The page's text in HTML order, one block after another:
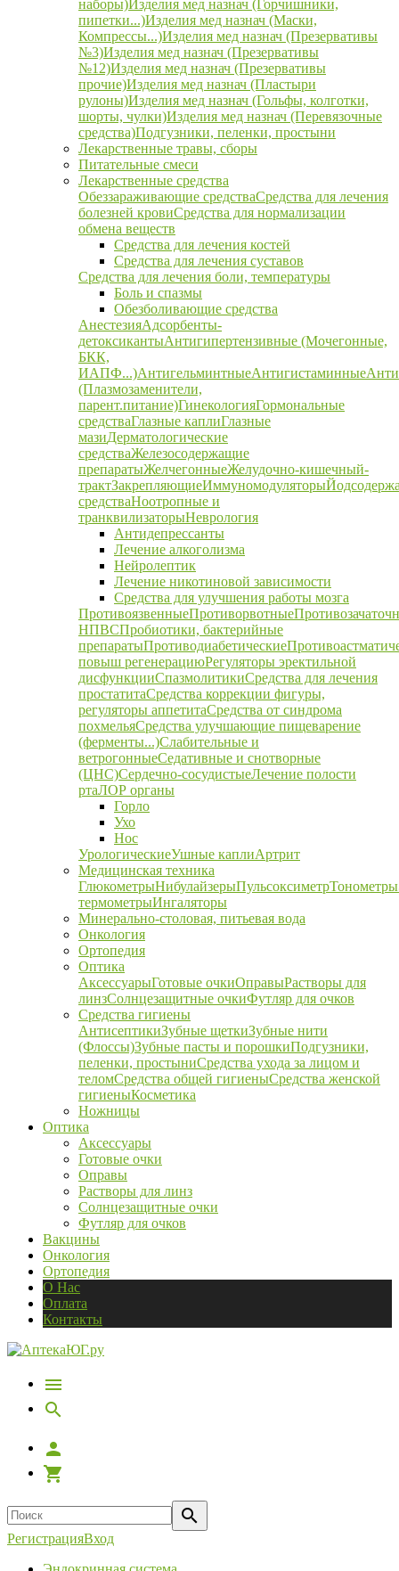
наборы)Изделия мед назнач (Горчишники,
пипетки...)Изделия мед назнач (Маски,
Компрессы...)Изделия мед назнач (Презервативы
№3)Изделия мед назнач (Презервативы
№12)Изделия мед назнач (Презервативы
прочие)Изделия мед назнач (Пластыри
рулоны)Изделия мед назнач (Гольфы, колготки,
шорты, чулки)Изделия мед назнач (Перевязочные
средства)Подгузники, пеленки, простыни
Лекарственные травы, сборы
Питательные смеси
Лекарственные средства
Обеззараживающие средстваСредства для лечения
болезней кровиСредства для нормализации
обмена веществ
Средства для лечения костей
Средства для лечения суставов
Средства для лечения боли, температуры
Боль и спазмы
Обезболивающие средства
АнестезияАдсорбенты-
детоксикантыАнтигипертензивные (Мочегонные,
БКК,
ИАПФ...)АнтигельминтныеАнтигистаминные
(Плазмозаменители,
парент.питание)ГинекологияГормональные
средстваГлазные каплиГлазные
мазиДерматологические
средстваЖелезосодержащие
препаратыЖелчегонныеЖелудочно-кишечный-
трактЗакрепляющиеИммуномодуляторы
средстваНоотропные и
транквилизаторыНеврология
Антидепрессанты
Лечение алкоголизма
Нейролептик
Лечение никотиновой зависимости
Средства для улучшения работы мозга
ПротивоязвенныеПротиворвотные
НПВСПробиотики, бактерийные
препаратыПротиводиабетические
повыш регенерациюРегуляторы эректильной
дисфункцииСпазмолитикиСредства для лечения
простатитаСредства коррекции фигуры,
регуляторы аппетитаСредства от синдрома
похмельяСредства улучшающие пищеварение
(ферменты...)Слабительные и
ветрогонныеСедативные и снотворные
(ЦНС)Сердечно-сосудистыеЛечение полости
ртаЛОР органы
Горло
Ухо
Нос
УрологическиеУшные каплиАртрит
Медицинская техника
ГлюкометрыНибулайзерыПульсоксиметрТонометры
термометрыИнгаляторы
Минерально-столовая, питьевая вода
Онкология
Ортопедия
Оптика
АксессуарыГотовые очкиОправыРастворы для
линзСолнцезащитные очкиФутляр для очков
Средства гигиены
АнтисептикиЗубные щеткиЗубные нити
(Флоссы)Зубные пасты и порошкиПодгузники,
пеленки, простыниСредства ухода за лицом и
теломСредства общей гигиеныСредства женской
гигиеныКосметика
Ножницы
Оптика
Аксессуары
Готовые очки
Оправы
Растворы для линз
Солнцезащитные очки
Футляр для очков
Вакцины
Онкология
Ортопедия
О Нас
Оплата
Контакты
РегистрацияВход